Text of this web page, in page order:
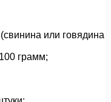
или говядина
грамм;